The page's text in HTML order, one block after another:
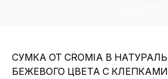
СУМКА ОТ CROMIA В
БЕЖЕВОГО ЦВЕТА С